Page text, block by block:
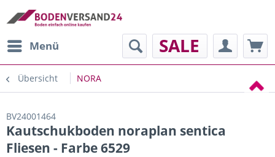
Menü SALE
Übersicht NORA
BV24001464
Kautschukboden noraplan sentica
Fliesen - Farbe 6529